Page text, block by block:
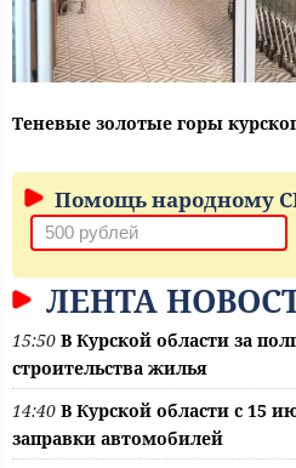
Теневые золотые горы
Помощь народному
ЛЕНТА
15:50 В Курской области за
строительства жилья
14:40 В Курской области с 15
заправки автомобилей